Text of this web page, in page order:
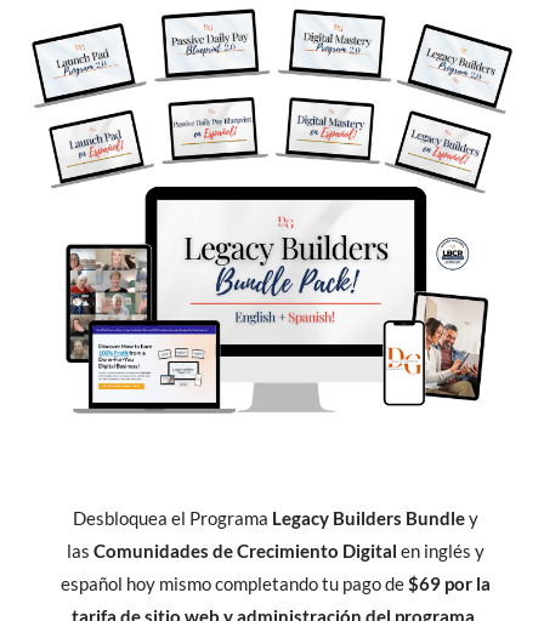
Desbloquea el Programa Legacy Builders Bundley
las Comunidades de Crecimiento Digital en inglés y
español hoy mismo completando tu pago de$69 por la
tarifa de sitio web y administración del programa.